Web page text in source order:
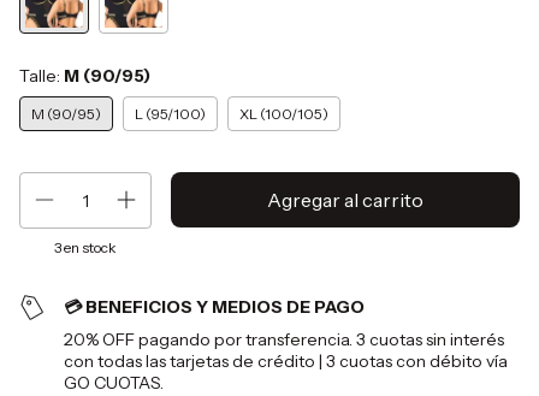
Talle: M (90/95)
M (90/95) L (95/100) XL (100/105)
3en stock
💳 BENEFICIOS Y MEDIOS DE PAGO
20% OFF pagando por transferencia. 3 cuotas sin interés
con todas las tarjetas de crédito | 3 cuotas con débito vía
GO CUOTAS.